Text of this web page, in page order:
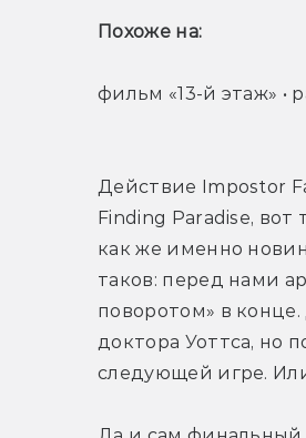
Похоже на:
фильм «13-й этаж» •
Действие Impostor
Finding Paradise,
как же именно
таков: перед нами
поворотом» в
доктора Уоттса, но
следующей игре.